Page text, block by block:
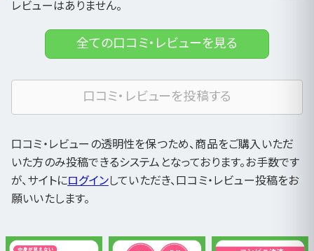
レビューはありません。
全ての口コミ・レビューを見る
口コミ・レビューを投稿する
口コミ・レビューの透明性を保つため、商品をご購入いただ
いた方のみ投稿できるシステムとなっております。お手数です
が、サイトにログインしていただき、口コミ・レビュー投稿をお
願いいたします。